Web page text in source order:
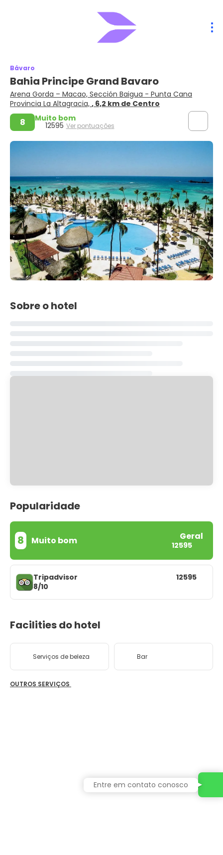
Bávaro
Bahia Principe Grand Bavaro
Arena Gorda – Macao, Sección Baigua - Punta Cana
Provincia La Altagracia, , 6,2 km de Centro
8 Muito bom
12595 Ver pontuações
Sobre o hotel
Popularidade
8 Muito bom Geral
12595
Tripadvisor
8/10
12595
Facilities do hotel
Serviços de beleza Bar
OUTROS SERVIÇOS
Entre em contato conosco